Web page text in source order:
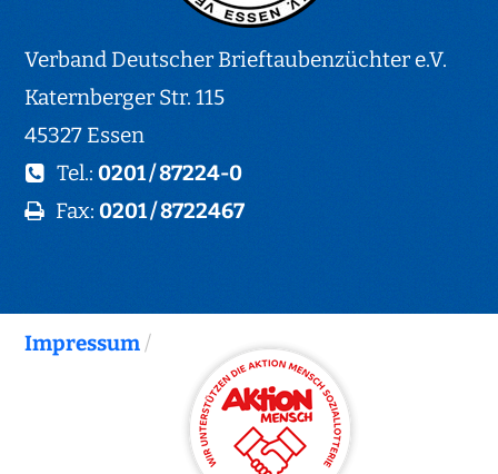
Verband Deutscher Brieftaubenzüchter e.V.
Katernberger Str. 115
45327 Essen
Tel.:0201 / 87224-0
Fax:0201 / 8722467
Impressum /